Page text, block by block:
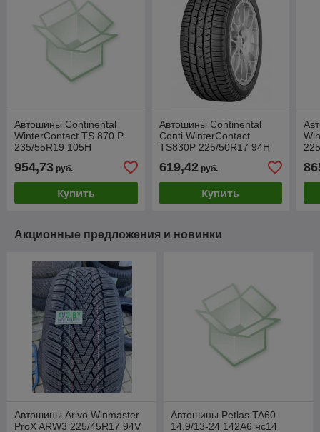
Автошины Continental
WinterContact TS 870 P
235/55R19 105H
954,73 руб.
Купить
Автошины Continental
Conti WinterContact
TS830P 225/50R17 94H
619,42руб.
Купить
Акционные предложения и новинки
Автошины Arivo Winmaster
ProX ARW3 225/45R17 94V
Автошины Petlas TA60
14.9/13-24 142A6 нс14